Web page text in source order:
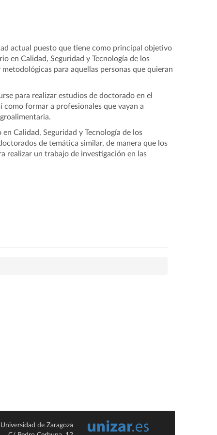
actual puesto que tiene como principal objetivo
en Calidad, Seguridad y Tecnología de los
para aquellas personas que quieran
para realizar estudios de doctorado en el
como formar a profesionales que vayan a
Calidad, Seguridad y Tecnología de los
de temática similar, de manera que los
realizar un trabajo de investigación en las
Universidad de Zaragoza